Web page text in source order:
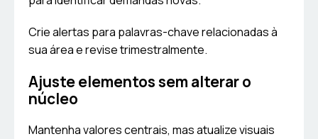
Crie alertas para palavras-chave relacionadas à
sua área e revise trimestralmente.
Ajuste elementos sem alterar o
núcleo
Mantenha valores centrais, mas atualize visuais